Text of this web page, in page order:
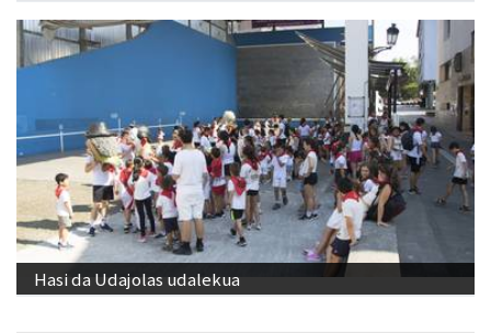
Hasi da Udajolas udalekua